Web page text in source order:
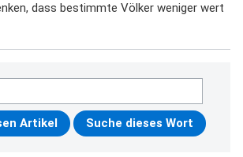
dass bestimmte Völker weniger wert